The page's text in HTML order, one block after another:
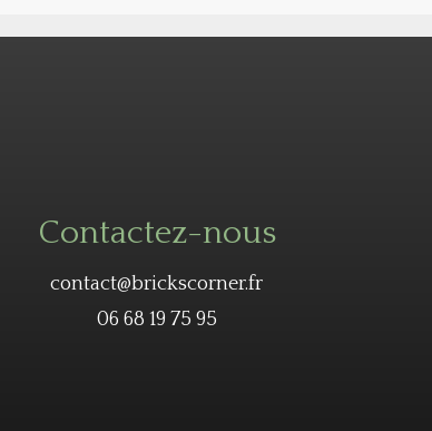
Contactez-nous
contact@brickscorner.fr
06 68 19 75 95